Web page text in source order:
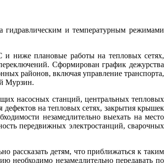
гидравлическим и температурным режимами
и ниже плановые работы на тепловых сетях,
Сформирован график дежурства
районов, включая управление транспорта,
Мурзин.
насосных станций, центральных тепловых
на тепловых сетях, закрытия крышек
незамедлительно выехать на место
передвижных электростанций, сварочных
рассказать детям, что приближаться к таким
незамедлительно передавать по